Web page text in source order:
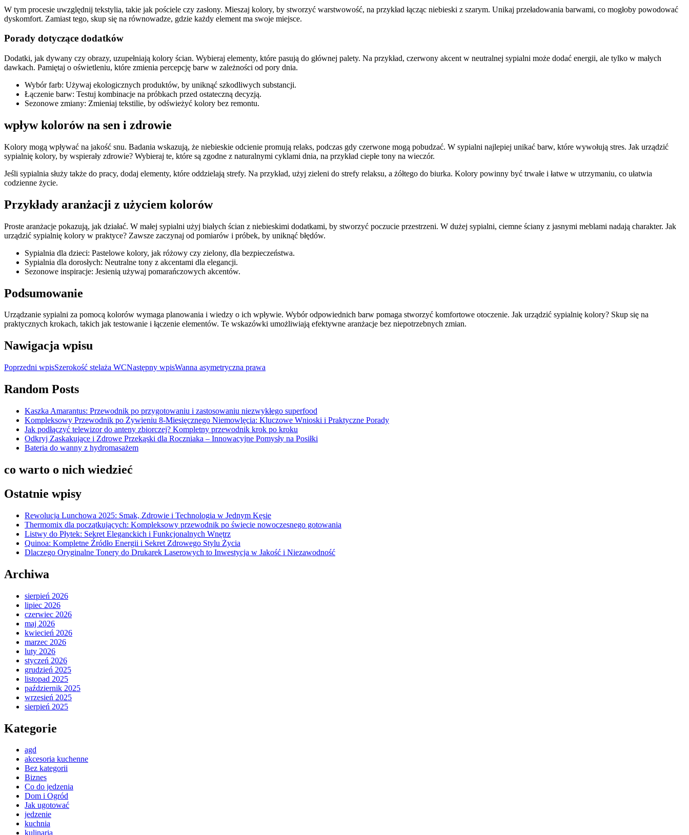
W tym procesie uwzględnij tekstylia, takie jak pościele czy zasłony. Mieszaj kolory, by stworzyć warstwowość, na przykład łącząc niebieski z szarym. Unikaj przeładowania barwami, co mogłoby powodować
dyskomfort. Zamiast tego, skup się na równowadze, gdzie każdy element ma swoje miejsce.
Porady dotyczące dodatków
Dodatki, jak dywany czy obrazy, uzupełniają kolory ścian. Wybieraj elementy, które pasują do głównej palety. Na przykład, czerwony akcent w neutralnej sypialni może dodać energii, ale tylko w małych
dawkach. Pamiętaj o oświetleniu, które zmienia percepcję barw w zależności od pory dnia.
Wybór farb: Używaj ekologicznych produktów, by uniknąć szkodliwych substancji.
Łączenie barw: Testuj kombinacje na próbkach przed ostateczną decyzją.
Sezonowe zmiany: Zmieniaj tekstilie, by odświeżyć kolory bez remontu.
wpływ kolorów na sen i zdrowie
Kolory mogą wpływać na jakość snu. Badania wskazują, że niebieskie odcienie promują relaks, podczas gdy czerwone mogą pobudzać. W sypialni najlepiej unikać barw, które wywołują stres. Jak urządzić
sypialnię kolory, by wspierały zdrowie? Wybieraj te, które są zgodne z naturalnymi cyklami dnia, na przykład ciepłe tony na wieczór.
Jeśli sypialnia służy także do pracy, dodaj elementy, które oddzielają strefy. Na przykład, użyj zieleni do strefy relaksu, a żółtego do biurka. Kolory powinny być trwałe i łatwe w utrzymaniu, co ułatwia
codzienne życie.
Przykłady aranżacji z użyciem kolorów
Proste aranżacje pokazują, jak działać. W małej sypialni użyj białych ścian z niebieskimi dodatkami, by stworzyć poczucie przestrzeni. W dużej sypialni, ciemne ściany z jasnymi meblami nadają charakter. Jak
urządzić sypialnię kolory w praktyce? Zawsze zaczynaj od pomiarów i próbek, by uniknąć błędów.
Sypialnia dla dzieci: Pastelowe kolory, jak różowy czy zielony, dla bezpieczeństwa.
Sypialnia dla dorosłych: Neutralne tony z akcentami dla elegancji.
Sezonowe inspiracje: Jesienią używaj pomarańczowych akcentów.
Podsumowanie
Urządzanie sypialni za pomocą kolorów wymaga planowania i wiedzy o ich wpływie. Wybór odpowiednich barw pomaga stworzyć komfortowe otoczenie. Jak urządzić sypialnię kolory? Skup się na
praktycznych krokach, takich jak testowanie i łączenie elementów. Te wskazówki umożliwiają efektywne aranżacje bez niepotrzebnych zmian.
Nawigacja wpisu
Poprzedni wpisSzerokość stelaża WCNastępny wpisWanna asymetryczna prawa
Random Posts
Kaszka Amarantus: Przewodnik po przygotowaniu i zastosowaniu niezwykłego superfood
Kompleksowy Przewodnik po Żywieniu 8-Miesięcznego Niemowlęcia: Kluczowe Wnioski i Praktyczne Porady
Jak podłączyć telewizor do anteny zbiorczej? Kompletny przewodnik krok po kroku
Odkryj Zaskakujące i Zdrowe Przekąski dla Roczniaka – Innowacyjne Pomysły na Posiłki
Bateria do wanny z hydromasażem
co warto o nich wiedzieć
Ostatnie wpisy
Rewolucja Lunchowa 2025: Smak, Zdrowie i Technologia w Jednym Kęsie
Thermomix dla początkujących: Kompleksowy przewodnik po świecie nowoczesnego gotowania
Listwy do Płytek: Sekret Eleganckich i Funkcjonalnych Wnętrz
Quinoa: Kompletne Źródło Energii i Sekret Zdrowego Stylu Życia
Dlaczego Oryginalne Tonery do Drukarek Laserowych to Inwestycja w Jakość i Niezawodność
Archiwa
sierpień 2026
lipiec 2026
czerwiec 2026
maj 2026
kwiecień 2026
marzec 2026
luty 2026
styczeń 2026
grudzień 2025
listopad 2025
październik 2025
wrzesień 2025
sierpień 2025
Kategorie
agd
akcesoria kuchenne
Bez kategorii
Biznes
Co do jedzenia
Dom i Ogród
Jak ugotować
jedzenie
kuchnia
kulinaria